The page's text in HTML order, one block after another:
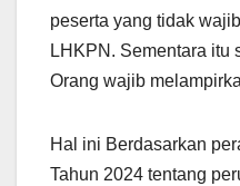
peserta yang tidak
LHKPN. Sementara itu
Orang wajib
Hal ini Berdasarkan
Tahun 2024 tentang